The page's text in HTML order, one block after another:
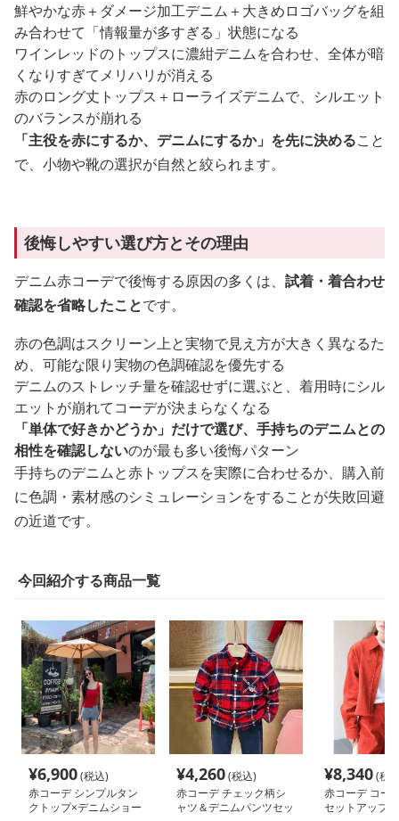
鮮やかな赤＋ダメージ加工デニム＋大きめロゴバッグを組
み合わせて「情報量が多すぎる」状態になる
ワインレッドのトップスに濃紺デニムを合わせ、全体が暗
くなりすぎてメリハリが消える
赤のロング丈トップス＋ローライズデニムで、シルエット
のバランスが崩れる
「主役を赤にするか、デニムにするか」を先に決めること
で、小物や靴の選択が自然と絞られます。
後悔しやすい選び方とその理由
デニム赤コーデで後悔する原因の多くは、 試着・着合わせ
確認を省略したことです。
赤の色調はスクリーン上と実物で見え方が大きく異なるた
め、可能な限り実物の色調確認を優先する
デニムのストレッチ量を確認せずに選ぶと、着用時にシル
エットが崩れてコーデが決まらなくなる
「単体で好きかどうか」だけで選び、手持ちのデニムとの
相性を確認しないのが最も多い後悔パターン
手持ちのデニムと赤トップスを実際に合わせるか、購入前
に色調・素材感のシミュレーションをすることが失敗回避
の近道です。
今回紹介する商品一覧
¥6,900(税込)
赤コーデ シンプルタン
クトップ×デニムショー
¥4,260(税込)
赤コーデ チェック柄シ
ャツ＆デニムパンツセッ
¥8,340(税
赤コーデ コー
セットアップ